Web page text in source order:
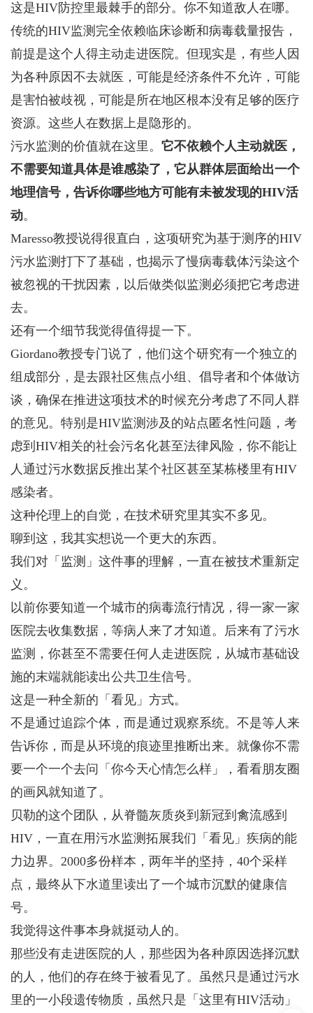
这是HIV防控里最棘手的部分。你不知道敌人在哪。
传统的HIV监测完全依赖临床诊断和病毒载量报告，
前提是这个人得主动走进医院。但现实是，有些人因
为各种原因不去就医，可能是经济条件不允许，可能
是害怕被歧视，可能是所在地区根本没有足够的医疗
资源。这些人在数据上是隐形的。
污水监测的价值就在这里。 它不依赖个人主动就医，
不需要知道具体是谁感染了，它从群体层面给出一个
地理信号，告诉你哪些地方可能有未被发现的HIV活
动。
Maresso教授说得很直白，这项研究为基于测序的HIV
污水监测打下了基础，也揭示了慢病毒载体污染这个
被忽视的干扰因素，以后做类似监测必须把它考虑进
去。
还有一个细节我觉得值得提一下。
Giordano教授专门说了，他们这个研究有一个独立的
组成部分，是去跟社区焦点小组、倡导者和个体做访
谈，确保在推进这项技术的时候充分考虑了不同人群
的意见。特别是HIV监测涉及的站点匿名性问题，考
虑到HIV相关的社会污名化甚至法律风险，你不能让
人通过污水数据反推出某个社区甚至某栋楼里有HIV
感染者。
这种伦理上的自觉，在技术研究里其实不多见。
聊到这，我其实想说一个更大的东西。
我们对「监测」这件事的理解，一直在被技术重新定
义。
以前你要知道一个城市的病毒流行情况，得一家一家
医院去收集数据，等病人来了才知道。后来有了污水
监测，你甚至不需要任何人走进医院，从城市基础设
施的末端就能读出公共卫生信号。
这是一种全新的「看见」方式。
不是通过追踪个体，而是通过观察系统。不是等人来
告诉你，而是从环境的痕迹里推断出来。就像你不需
要一个一个去问「你今天心情怎么样」，看看朋友圈
的画风就知道了。
贝勒的这个团队，从脊髓灰质炎到新冠到禽流感到
HIV，一直在用污水监测拓展我们「看见」疾病的能
力边界。2000多份样本，两年半的坚持，40个采样
点，最终从下水道里读出了一个城市沉默的健康信
号。
我觉得这件事本身就挺动人的。
那些没有走进医院的人，那些因为各种原因选择沉默
的人，他们的存在终于被看见了。虽然只是通过污水
里的一小段遗传物质，虽然只是「这里有HIV活动」